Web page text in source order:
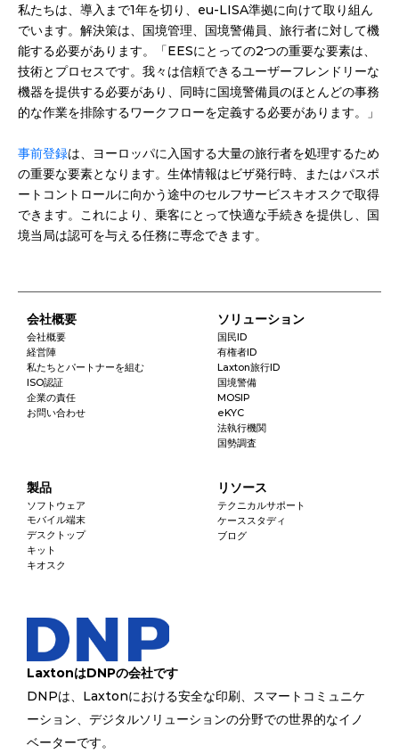
私たちは、導入まで1年を切り、eu-LISA準拠に向けて取り組ん
でいます。解決策は、国境管理、国境警備員、旅行者に対して機
能する必要があります。「EESにとっての2つの重要な要素は、
技術とプロセスです。我々は信頼できるユーザーフレンドリーな
機器を提供する必要があり、同時に国境警備員のほとんどの事務
的な作業を排除するワークフローを定義する必要があります。」
事前登録は、ヨーロッパに入国する大量の旅行者を処理するため
の重要な要素となります。生体情報はビザ発行時、またはパスポ
ートコントロールに向かう途中のセルフサービスキオスクで取得
できます。これにより、乗客にとって快適な手続きを提供し、国
境当局は認可を与える任務に専念できます。
ソリューション
国民ID
有権者ID
Laxton旅行ID
国境警備
MOSIP
eKYC
法執行機関
国勢調査
製品
ソフトウェア
モバイル端末
デスクトップ
キット
キオスク
リソース
テクニカルサポート
ケーススタディ
ブログ
会社概要
会社概要
経営陣
私たちとパートナーを組む
ISO認証
企業の責任
お問い合わせ
LaxtonはDNPの会社です
DNPは、Laxtonにおける安全な印刷、スマートコミュニケ
ーション、デジタルソリューションの分野での世界的なイノ
ベーターです。